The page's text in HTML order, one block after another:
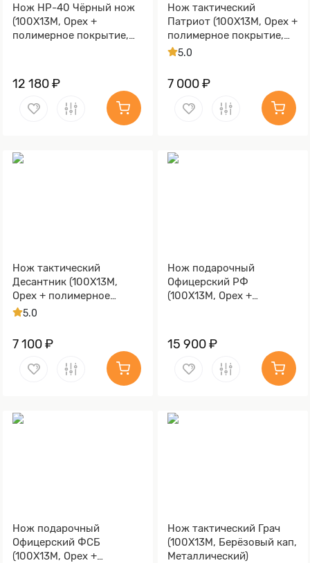
Нож НР-40 Чёрный нож
(100Х13М, Орех +
полимерное покрытие,
12 180 ₽
Нож тактический
Патриот (100Х13М, Орех +
полимерное покрытие,
Металлический)
5.0
7 000 ₽
Нож тактический
Десантник (100Х13М,
Орех + полимерное
покрытие,
5.0
7 100 ₽
Нож подарочный
Офицерский РФ
(100Х13М, Орех +
Золочение клинка гарды
и тыльника)
15 900 ₽
Нож подарочный
Офицерский ФСБ
(100Х13М, Орех +
Нож тактический Грач
(100Х13М, Берёзовый кап,
Металлический)